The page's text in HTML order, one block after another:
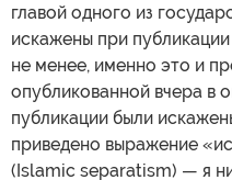
главой одного из
искажены при
не менее, именно это и
опубликованной вчера в
публикации были
приведено выражение
(Islamic separatism) — я